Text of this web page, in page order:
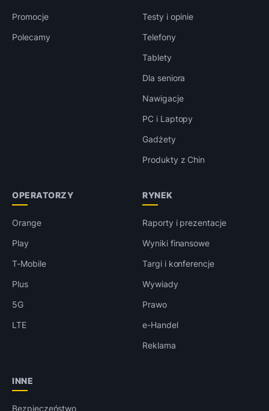
Promocje
Polecamy
Testy i opinie
Telefony
Tablety
Dla seniora
Nawigacje
PC i Laptopy
Gadżety
Produkty z Chin
OPERATORZY
Orange
Play
T-Mobile
Plus
5G
LTE
RYNEK
Raporty i prezentacje
Wyniki finansowe
Targi i konferencje
Wywiady
Prawo
e-Handel
Reklama
INNE
Bezpieczeństwo